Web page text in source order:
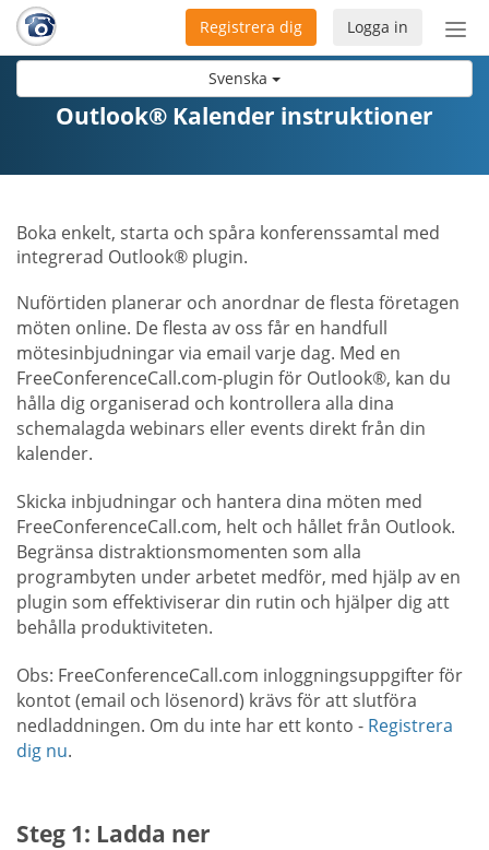
Svenska
Logga in
Registrera dig
Outlook® Kalender instruktioner
Boka enkelt, starta och spåra konferenssamtal med
integrerad Outlook® plugin.
Nuförtiden planerar och anordnar de flesta företagen
möten online. De flesta av oss får en handfull
mötesinbjudningar via email varje dag. Med en
FreeConferenceCall.com-plugin för Outlook®, kan du
hålla dig organiserad och kontrollera alla dina
schemalagda webinars eller events direkt från din
kalender.
Skicka inbjudningar och hantera dina möten med
FreeConferenceCall.com, helt och hållet från Outlook.
Begränsa distraktionsmomenten som alla
programbyten under arbetet medför, med hjälp av en
plugin som effektiviserar din rutin och hjälper dig att
behålla produktiviteten.
Obs: FreeConferenceCall.com inloggningsuppgifter för
kontot (email och lösenord) krävs för att slutföra
nedladdningen. Om du inte har ett konto - Registrera
dig nu.
Steg 1: Ladda ner